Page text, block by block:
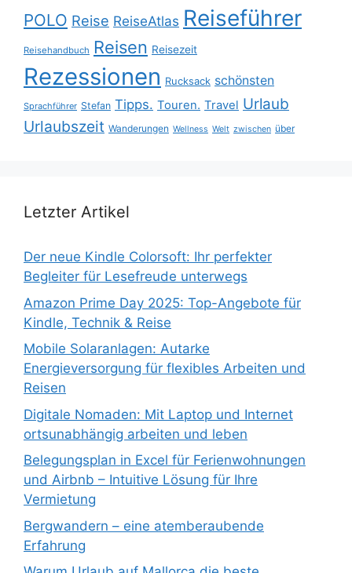
POLO Reise ReiseAtlas Reiseführer
Reisehandbuch Reisen Reisezeit
Rezessionen Rucksack schönsten
Sprachführer Stefan Tipps. Touren. Travel Urlaub
Urlaubszeit Wanderungen Wellness Welt zwischen über
Letzter Artikel
Der neue Kindle Colorsoft: Ihr perfekter
Begleiter für Lesefreude unterwegs
Amazon Prime Day 2025: Top-Angebote für
Kindle, Technik & Reise
Mobile Solaranlagen: Autarke
Energieversorgung für flexibles Arbeiten und
Reisen
Digitale Nomaden: Mit Laptop und Internet
ortsunabhängig arbeiten und leben
Belegungsplan in Excel für Ferienwohnungen
und Airbnb – Intuitive Lösung für Ihre
Vermietung
Bergwandern – eine atemberaubende
Erfahrung